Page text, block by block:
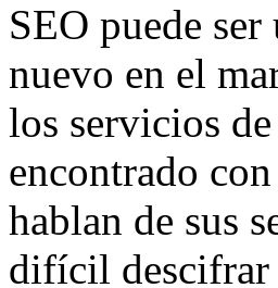
SEO puede
nuevo en el
los servicios
encontrado
hablan de sus
difícil descifrar